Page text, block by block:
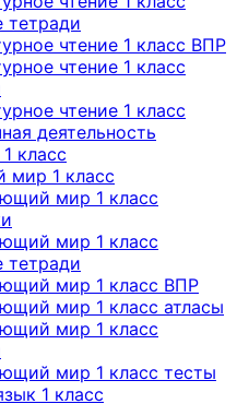
тетради
чтение 1 класс ВПР
чтение 1 класс
чтение 1 класс
деятельность
класс
1 класс
мир 1 класс
мир 1 класс
тетради
мир 1 класс ВПР
мир 1 класс атласы
мир 1 класс
мир 1 класс тесты
1 класс